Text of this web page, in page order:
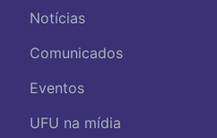
Notícias
Comunicados
Eventos
UFU na mídia